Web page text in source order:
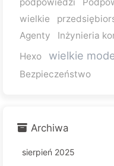
wielkie
Agenty
Inżynieria
Hexo
wielkie
Bezpieczeństwo
Archiwa
sierpień 2025